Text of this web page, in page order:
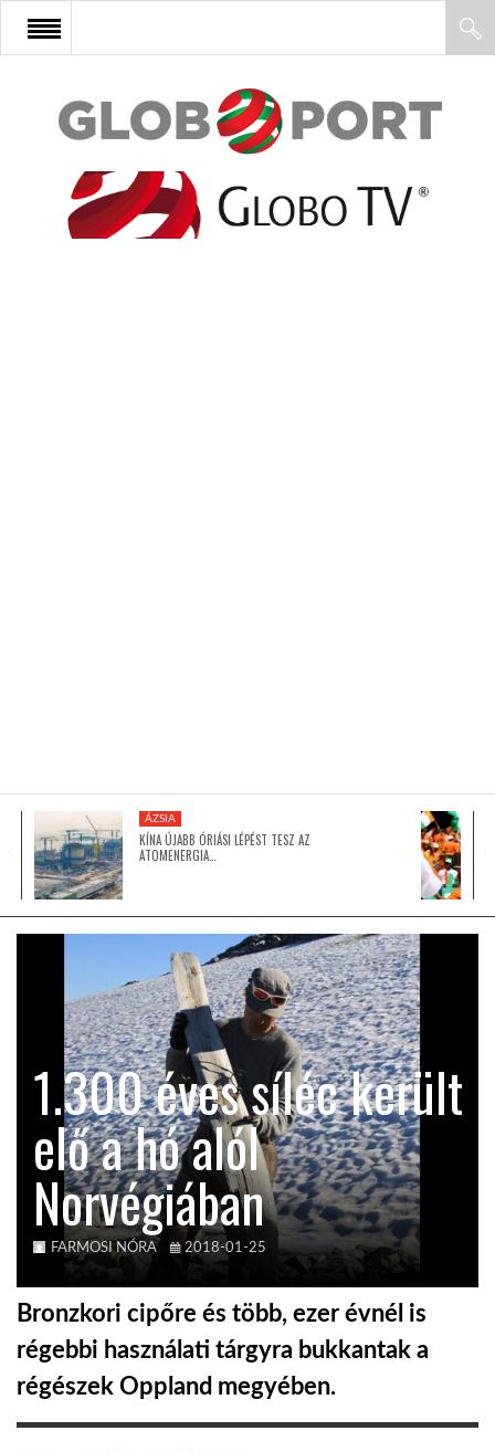
FŐOLDAL
AFRIKA
GLOBOTV BP
TROPICALMAGAZIN
GLOBOTV
AFRIKA TUDÁSTÁR
A NAP SZÉPE
LINKTR.EE
GLOBOZSARU
ÁZSIA
KÍNA ÚJABB ÓRIÁSI LÉPÉST TESZ AZ
ATOMENERGIA…
1.300 éves síléc került
elő a hó alól
Norvégiában
FARMOSI NÓRA 2018-01-25
Bronzkori cipőre és több, ezer évnél is
régebbi használati tárgyra bukkantak a
régészek Oppland megyében.